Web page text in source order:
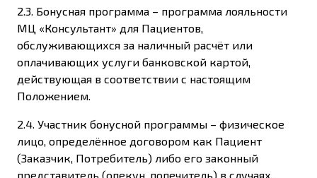
2.3. Бонусная программа – программа лояльности
МЦ «Консультант» для Пациентов,
обслуживающихся за наличный расчёт или
оплачивающих услуги банковской картой,
действующая в соответствии с настоящим
Положением.
2.4. Участник бонусной программы – физическое
лицо, определённое договором как Пациент
(Заказчик, Потребитель) либо его законный
представитель (опекун, попечитель) в случаях,